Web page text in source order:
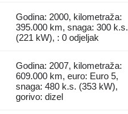
Godina: 2000, kilometraža:
395.000 km, snaga: 300 k.s.
(221 kW), : 0 odjeljak
Godina: 2007, kilometraža:
609.000 km, euro: Euro 5,
snaga: 480 k.s. (353 kW),
gorivo: dizel